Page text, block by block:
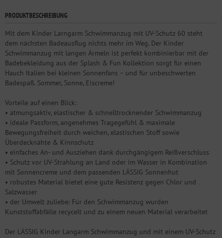
PRODUKTBESCHREIBUNG
Mit dem Kinder Larngarm Schwimmanzug mit UV-Schutz 60 steht
dem nächsten Badeausflug nichts mehr im Weg. Der Kinder
Schwimmanzug mit langen Ärmeln ist perfekt kombinierbar mit der
Badebekleidung aus der Splash & Fun Kollektion sorgt für einen
Hauch Italien bei kleinen Sonnenfans – und für unbeschwerten
Badespaß. Sommer, Sonne, Eiscreme!
Vorteile auf einen Blick:
• atmungsaktiv, elastischer & schnelltrocknender Schwimmanzug
• ideale Passform, angenehmes Tragegefühl & maximale
Bewegungsfreiheit durch weichen, elastischen Stoff sowie
Überdecknähte & Kinnschutz
• einfaches An- und Ausziehen dank durchgängigem Reißverschluss
• Schutz vor UV-Strahlung an Land oder im Wasser in Kombination
mit Sonnencreme und dem passenden LÄSSIG Sonnenhut
• robustes Material bietet eine gute Resistenz gegen Chlor und
Salzwasser
• der Umwelt zuliebe: Für den Schwimmanzug wurden
Kunststoffabfälle recycelt und zu einem neuen Material verarbeitet
Der LÄSSIG Kinder Langarm Schwimmanzug und mit einem UV-Schutz